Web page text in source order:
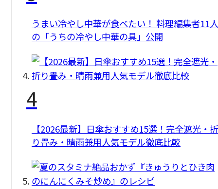
うまい冷やし中華が食べたい！ 料理編集者11人
の「うちの冷やし中華の具」公開
4
【2026最新】日傘おすすめ15選！完全遮光・折
り畳み・晴雨兼用人気モデル徹底比較